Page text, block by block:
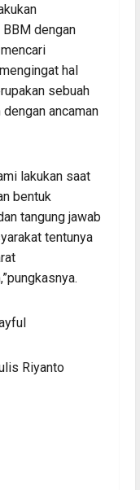
dengan
hal
sebuah
ancaman
lakukan saat
bentuk
tangung jawab
tentunya
Riyanto